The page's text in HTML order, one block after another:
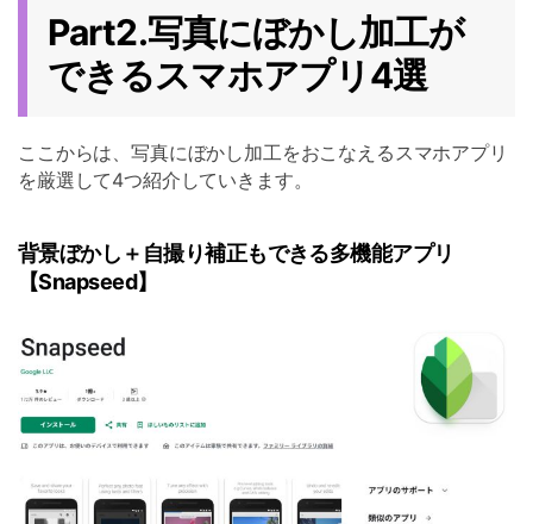
Part2.写真にぼかし加工が
できるスマホアプリ4選
ここからは、写真にぼかし加工をおこなえるスマホアプリ
を厳選して4つ紹介していきます。
背景ぼかし＋自撮り補正もできる多機能アプリ
【Snapseed】